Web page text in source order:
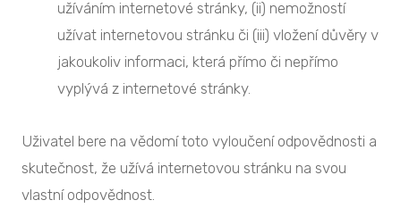
užíváním internetové stránky, (ii) nemožností
užívat internetovou stránku či (iii) vložení důvěry v
jakoukoliv informaci, která přímo či nepřímo
vyplývá z internetové stránky.
Uživatel bere na vědomí toto vyloučení odpovědnosti a
skutečnost, že užívá internetovou stránku na svou
vlastní odpovědnost.